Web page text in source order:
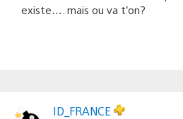
existe…. mais ou va t’on?
ID_FRANCE